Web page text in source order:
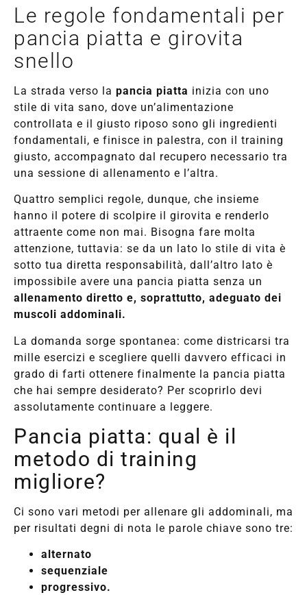
Le regole fondamentali per
pancia piatta e girovita
snello
La strada verso la pancia piatta inizia con uno
stile di vita sano, dove un’alimentazione
controllata e il giusto riposo sono gli ingredienti
fondamentali, e finisce in palestra, con il training
giusto, accompagnato dal recupero necessario tra
una sessione di allenamento e l’altra.
Quattro semplici regole, dunque, che insieme
hanno il potere di scolpire il girovita e renderlo
attraente come non mai. Bisogna fare molta
attenzione, tuttavia: se da un lato lo stile di vita è
sotto tua diretta responsabilità, dall’altro lato è
impossibile avere una pancia piatta senza un
allenamento diretto e, soprattutto, adeguato dei
muscoli addominali.
La domanda sorge spontanea: come districarsi tra
mille esercizi e scegliere quelli davvero efficaci in
grado di farti ottenere finalmente la pancia piatta
che hai sempre desiderato? Per scoprirlo devi
assolutamente continuare a leggere.
Pancia piatta: qual è il
metodo di training
migliore?
Ci sono vari metodi per allenare gli addominali, ma
per risultati degni di nota le parole chiave sono tre:
alternato
sequenziale
progressivo.